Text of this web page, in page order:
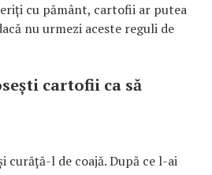
cu pământ, cartofii ar putea
nu urmezi aceste reguli de
cartofii ca să
curăță-l de coajă. După ce l-ai